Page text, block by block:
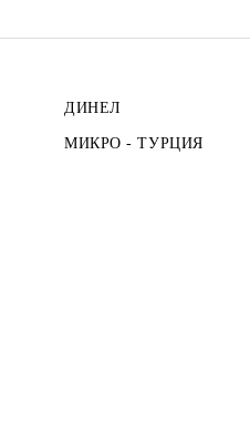
ДИНЕЛ
МИКРО - ТУРЦИЯ